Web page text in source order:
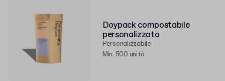
Doypack compostabile
personalizzato
Personalizzabile
Min. 500 unità